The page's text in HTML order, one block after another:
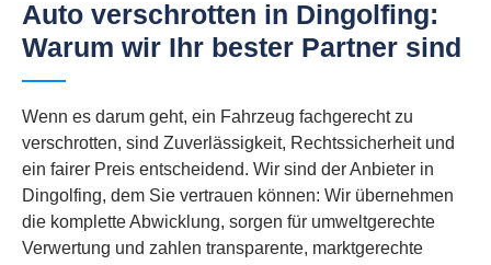
Auto verschrotten in Dingolfing:
Warum wir Ihr bester Partner sind
Wenn es darum geht, ein Fahrzeug fachgerecht zu
verschrotten, sind Zuverlässigkeit, Rechtssicherheit und
ein fairer Preis entscheidend. Wir sind der Anbieter in
Dingolfing, dem Sie vertrauen können: Wir übernehmen
die komplette Abwicklung, sorgen für umweltgerechte
Verwertung und zahlen transparente, marktgerechte